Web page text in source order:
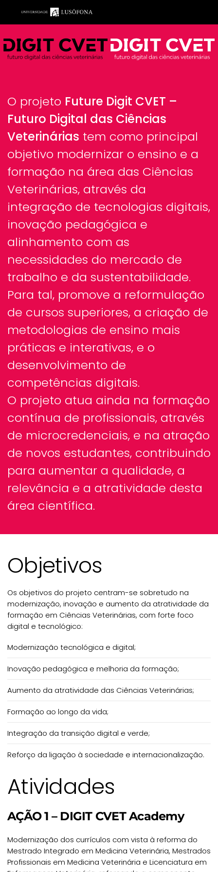
Saltar para o conteúdo principal
O projeto Future Digit CVET –
Futuro Digital das Ciências
Veterinárias tem como principal
objetivo modernizar o ensino e a
formação na área das Ciências
Veterinárias, através da
integração de tecnologias digitais,
inovação pedagógica e
alinhamento com as
necessidades do mercado de
trabalho e da sustentabilidade.
Para tal, promove a reformulação
de cursos superiores, a criação de
metodologias de ensino mais
práticas e interativas, e o
desenvolvimento de
competências digitais.
O projeto atua ainda na formação
contínua de profissionais, através
de microcredenciais, e na atração
de novos estudantes, contribuindo
para aumentar a qualidade, a
relevância e a atratividade desta
área científica.
Objetivos
Os objetivos do projeto centram-se sobretudo na
modernização, inovação e aumento da atratividade da
formação em Ciências Veterinárias, com forte foco
digital e tecnológico:
Modernização tecnológica e digital;
Inovação pedagógica e melhoria da formação;
Aumento da atratividade das Ciências Veterinárias;
Formação ao longo da vida;
Integração da transição digital e verde;
Reforço da ligação à sociedade e internacionalização.
Atividades
AÇÃO 1 – DIGIT CVET Academy
Modernização dos currículos com vista à reforma do
Mestrado Integrado em Medicina Veterinária, Mestrados
Profissionais em Medicina Veterinária e Licenciatura em